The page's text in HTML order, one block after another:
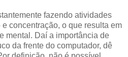
fazendo atividades
concentração, o que resulta em
mental. Daí a importância de
da frente do computador, dê